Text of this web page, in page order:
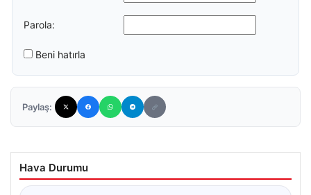
Parola:
Beni hatırla
Paylaş:
Hava Durumu